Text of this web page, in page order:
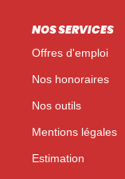
NOS SERVICES
Offres d'emploi
Nos honoraires
Nos outils
Mentions légales
Estimation